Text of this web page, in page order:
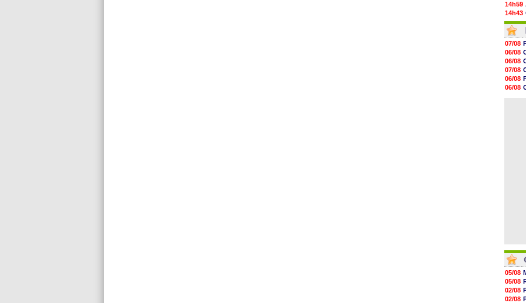
14h59
14h43
14h14
13h59
13h55
13h48
13h30
12h49
12h22
12h00
11h46
07/08
06/08
06/08
07/08
06/08
06/08
05/08
05/08
02/08
02/08